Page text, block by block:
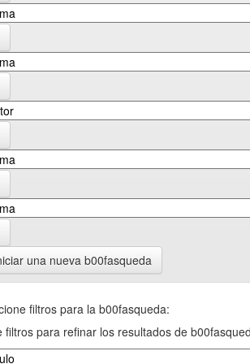
una nueva b00fasqueda
filtros para la b00fasqueda:
filtros para refinar los resultados de